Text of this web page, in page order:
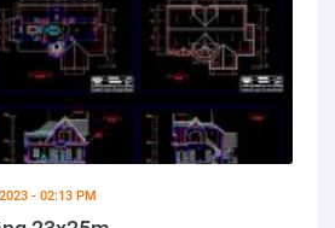
- 02:13 PM